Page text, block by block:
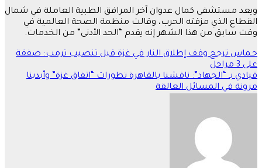
ويعد مستشفى كمال عدوان آخر المرافق الطبية العاملة في شمال
القطاع الذي مزقته الحرب، وقالت منظمة الصحة العالمية في
وقت سابق من هذا الشهر إنه يقدم “الحد الأدنى” من الخدمات.
تصفّح
المقالات
حـماس ترجح وقف إطلاق النار في غزة قبل تنصيب ترمب: صفقة
على 3 مراحل
قيادي بـ “الجهاد”: ناقشنا بالقاهرة تطورات “اتفاق غزة” وأبدينا
مرونة في المسائل العالقة